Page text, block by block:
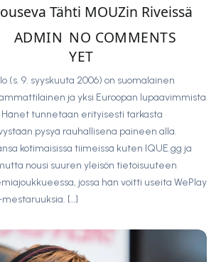
Tähti MOUZin Riveissä
ADMIN NO COMMENTS
YET
(s. 9. syyskuuta 2006) on suomalainen
ja yksi Euroopan lupaavimmista
tunnetaan erityisesti tarkasta
pysyä rauhallisena paineen alla.
kotimaisissa tiimeissä kuten IQUE.gg ja
nousi suuren yleisön tietoisuuteen
jossa hän voitti useita WePlay
[…]